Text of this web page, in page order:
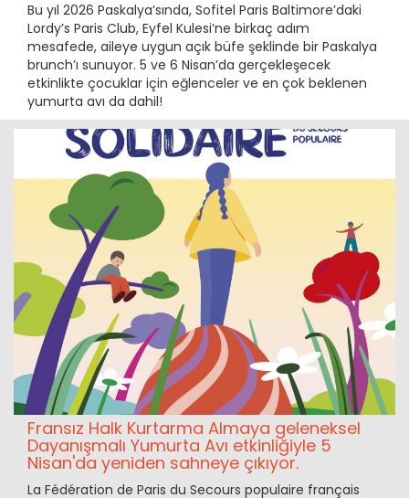
Bu yıl 2026 Paskalya’sında, Sofitel Paris Baltimore’daki
Lordy’s Paris Club, Eyfel Kulesi’ne birkaç adım
mesafede, aileye uygun açık büfe şeklinde bir Paskalya
brunch’ı sunuyor. 5 ve 6 Nisan’da gerçekleşecek
etkinlikte çocuklar için eğlenceler ve en çok beklenen
yumurta avı da dahil!
Fransız Halk Kurtarma Almaya geleneksel
Dayanışmalı Yumurta Avı etkinliğiyle 5
Nisan'da yeniden sahneye çıkıyor.
La Fédération de Paris du Secours populaire français